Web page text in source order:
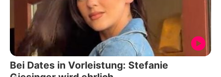
Bei Dates in Vorleistung: Stefanie